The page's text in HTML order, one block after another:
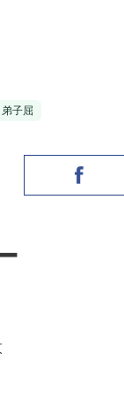
弟子屈